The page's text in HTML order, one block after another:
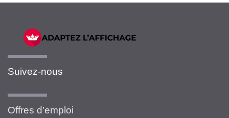
Suivez-nous
Offres d’emploi